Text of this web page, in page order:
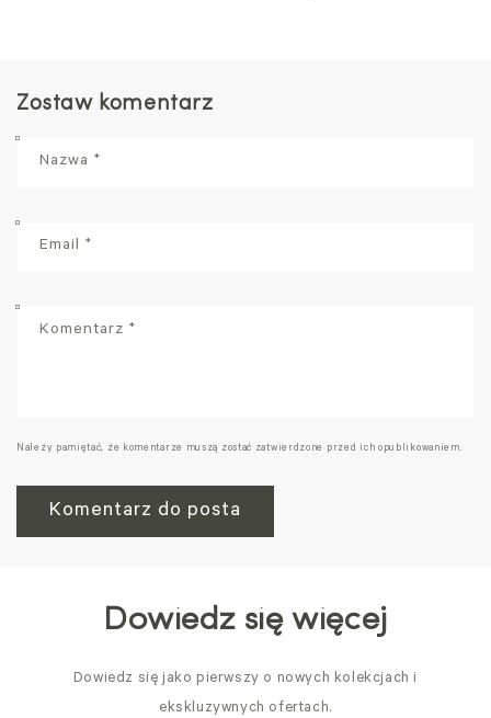
Zostaw komentarz
Nazwa *
Email *
Komentarz *
Należy pamiętać, że komentarze muszą zostać zatwierdzone przed ich opublikowaniem.
Dowiedz się więcej
Dowiedz się jako pierwszy o nowych kolekcjach i
ekskluzywnych ofertach.